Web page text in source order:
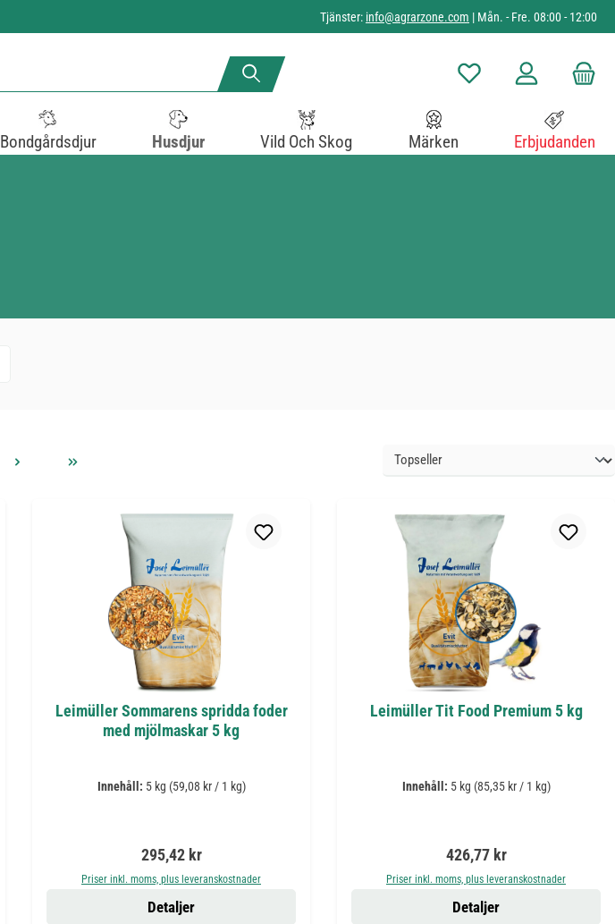
Tjänster: info@agrarzone.com | Mån. - Fre. 08:00 - 12:00
Du har 0 objekt i
Bondgårdsdjur Husdjur Vild Och Skog Märken Erbjudanden
Leimüller Sommarens spridda foder
med mjölmaskar 5 kg
Innehåll: 5 kg (59,08 kr / 1 kg)
Ordinarie pris:
295,42 kr
Priser inkl. moms, plus leveranskostnader
Detaljer
Leimüller Tit Food Premium 5 kg
Innehåll: 5 kg (85,35 kr / 1 kg)
Ordinarie pris:
426,77 kr
Priser inkl. moms, plus leveranskostnader
Detaljer